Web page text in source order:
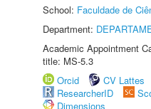
School: Faculdade de
Department:
Academic Appointment
title: MS-5.3
Orcid
CV Lattes
ResearcherID
Dimensions